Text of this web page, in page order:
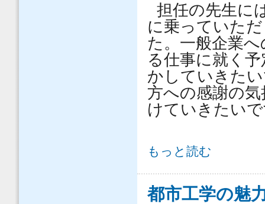
担任の先生に
に乗っていた
た。一般企業
る仕事に就く
かしていきた
方への感謝の
けていきたい
僕が土木科で学んだこと について
もっと読む
都市工学の魅